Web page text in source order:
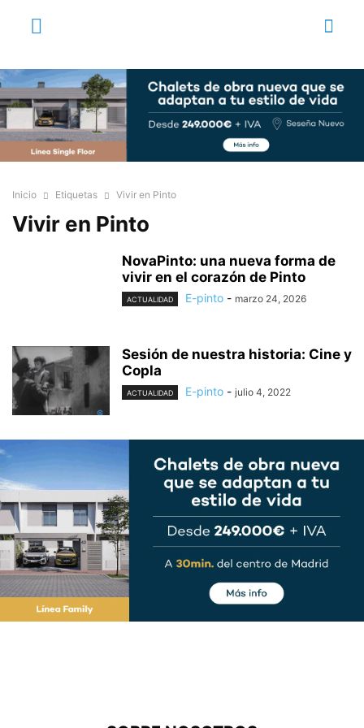
Inicio Etiquetas Vivir en Pinto
Vivir en Pinto
NovaPinto: una nueva forma de
vivir en el corazón de Pinto
ACTUALIDAD E-pinto - marzo 24, 2026
Sesión de nuestra historia: Cine y
Copla
ACTUALIDAD E-pinto - julio 4, 2022